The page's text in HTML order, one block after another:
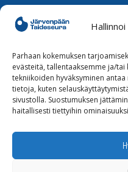
Parhaan kokemuksen
evästeitä, tallentaaksemme ja/
tekniikoiden hyväksyminen
tietoja, kuten
sivustolla. Suostumuksen
haitallisesti tiettyihin